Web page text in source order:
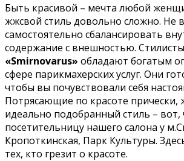
Быть красивой – мечта любой
жжсвой стиль довольно сложно. Не
самостоятельно сбалансировать
содержание с внешностью.
«Smirnovarus» обладают богатым
сфере парикмахерских услуг. Они
чтобы вы почувствовали себя
Потрясающие по красоте прически,
идеально подобранный стиль –
посетительницу нашего салона у
Кропоткинская, Парк Культуры.
тех, кто грезит о красоте.